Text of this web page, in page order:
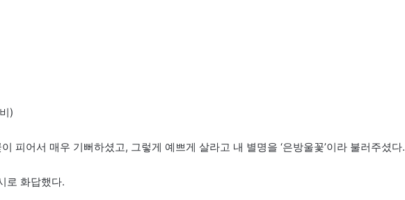
)
피어서 매우 기뻐하셨고, 그렇게 예쁘게 살라고 내 별명을 ‘은방울꽃’이라 불러주셨다.
로 화답했다.